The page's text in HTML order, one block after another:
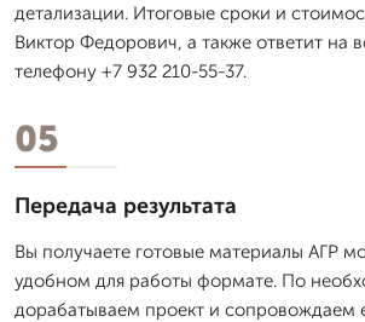
детализации. Итоговые сроки и
Виктор Федорович, а также ответит на
телефону +7 932 210-55-37.
05
Передача результата
Вы получаете готовые материалы АГР
удобном для работы формате. По
дорабатываем проект и сопровождаем